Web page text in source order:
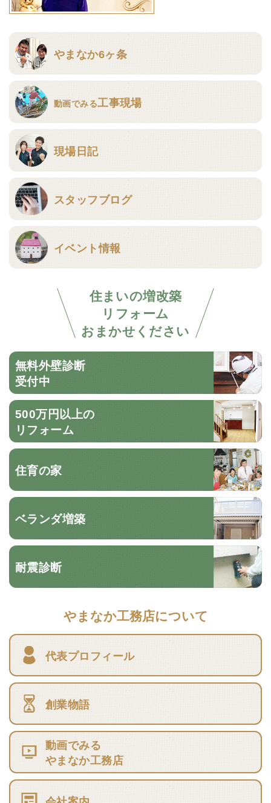
やまなか6ヶ条
動画でみる工事現場
現場日記
スタッフブログ
イベント情報
住まいの増改築
リフォーム
おまかせください
無料外壁診断
受付中
500万円以上の
リフォーム
住育の家
ベランダ増築
耐震診断
やまなか工務店について
代表プロフィール
創業物語
動画でみる
やまなか工務店